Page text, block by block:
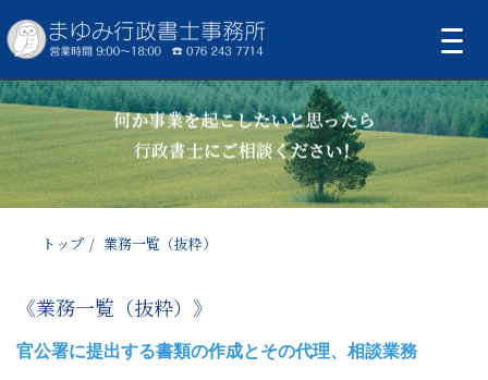
トップ 業務一覧（抜粋）
《業務一覧（抜粋）》
官公署に提出する書類の作成とその代理、相談業務